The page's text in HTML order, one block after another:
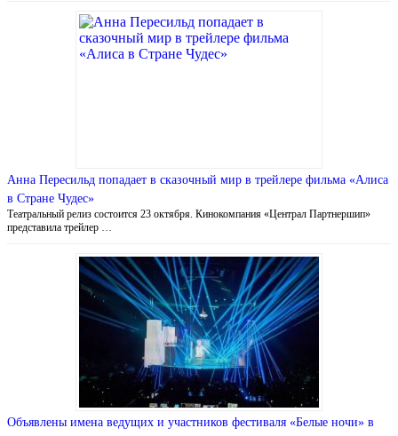
Анна Пересильд попадает в сказочный мир в трейлере фильма «Алиса
в Стране Чудес»
Театральный релиз состоится 23 октября. Кинокомпания «Централ Партнершип»
представила трейлер …
Объявлены имена ведущих и участников фестиваля «Белые ночи» в